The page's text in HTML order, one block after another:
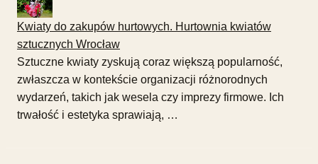
Kwiaty do zakupów hurtowych. Hurtownia kwiatów
sztucznych Wrocław
Sztuczne kwiaty zyskują coraz większą popularność,
zwłaszcza w kontekście organizacji różnorodnych
wydarzeń, takich jak wesela czy imprezy firmowe. Ich
trwałość i estetyka sprawiają, …